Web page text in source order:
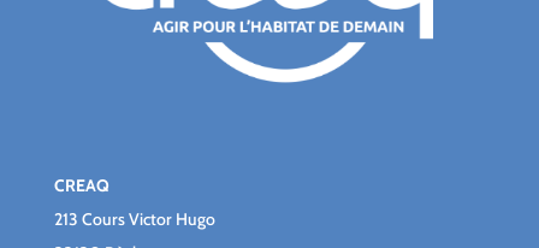
CREAQ
213 Cours Victor Hugo